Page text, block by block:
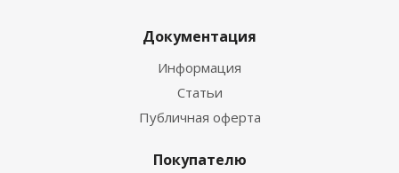
Документация
Информация
Статьи
Публичная оферта
Покупателю